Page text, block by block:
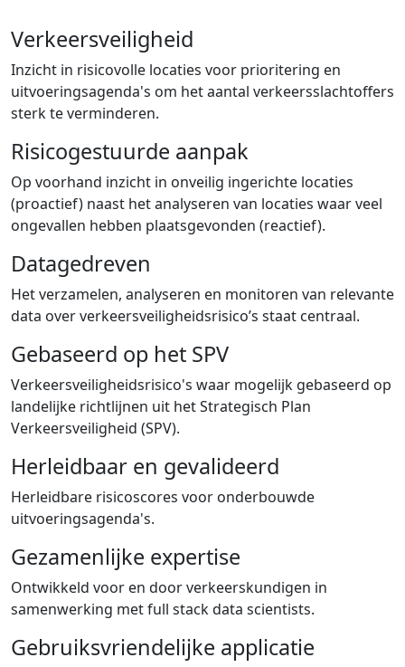
Verkeersveiligheid
Inzicht in risicovolle locaties voor prioritering en
uitvoeringsagenda's om het aantal verkeersslachtoffers
sterk te verminderen.
Risicogestuurde aanpak
Op voorhand inzicht in onveilig ingerichte locaties
(proactief) naast het analyseren van locaties waar veel
ongevallen hebben plaatsgevonden (reactief).
Datagedreven
Het verzamelen, analyseren en monitoren van relevante
data over verkeersveiligheidsrisico’s staat centraal.
Gebaseerd op het SPV
Verkeersveiligheidsrisico's waar mogelijk gebaseerd op
landelijke richtlijnen uit het Strategisch Plan
Verkeersveiligheid (SPV).
Herleidbaar en gevalideerd
Herleidbare risicoscores voor onderbouwde
uitvoeringsagenda's.
Gezamenlijke expertise
Ontwikkeld voor en door verkeerskundigen in
samenwerking met full stack data scientists.
Gebruiksvriendelijke applicatie